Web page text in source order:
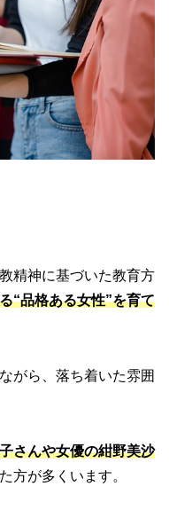
精神に基づいた教育方
“品格ある女性”を育て
がら、落ち着いた雰囲
さんや女優の紺野美沙
方が多くいます。